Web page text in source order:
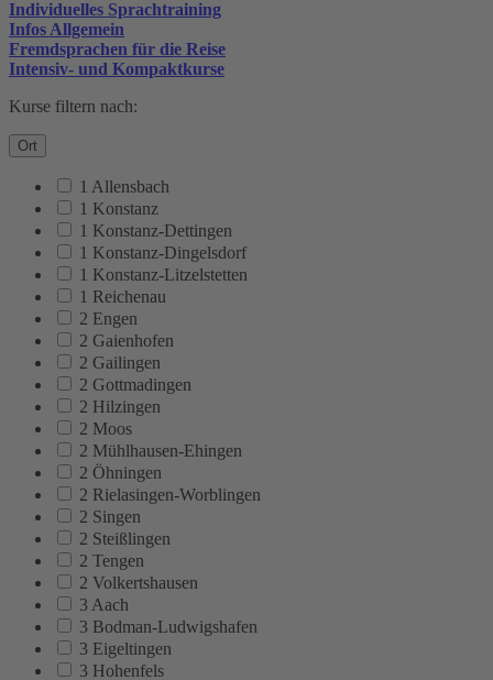
Individuelles Sprachtraining
Infos Allgemein
Fremdsprachen für die Reise
Intensiv- und Kompaktkurse
Kurse filtern nach:
Ort
1 Allensbach
1 Konstanz
1 Konstanz-Dettingen
1 Konstanz-Dingelsdorf
1 Konstanz-Litzelstetten
1 Reichenau
2 Engen
2 Gaienhofen
2 Gailingen
2 Gottmadingen
2 Hilzingen
2 Moos
2 Mühlhausen-Ehingen
2 Öhningen
2 Rielasingen-Worblingen
2 Singen
2 Steißlingen
2 Tengen
2 Volkertshausen
3 Aach
3 Bodman-Ludwigshafen
3 Eigeltingen
3 Hohenfels